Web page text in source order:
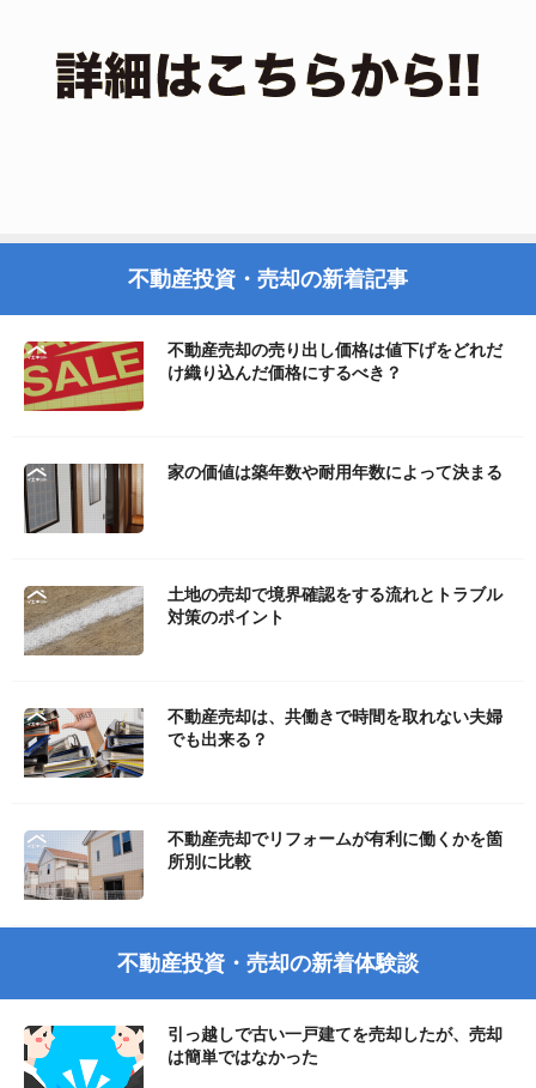
不動産投資・売却の新着記事
不動産売却の売り出し価格は値下げをどれだ
け織り込んだ価格にするべき？
家の価値は築年数や耐用年数によって決まる
土地の売却で境界確認をする流れとトラブル
対策のポイント
不動産売却は、共働きで時間を取れない夫婦
でも出来る？
不動産売却でリフォームが有利に働くかを箇
所別に比較
不動産投資・売却の新着体験談
引っ越しで古い一戸建てを売却したが、売却
は簡単ではなかった